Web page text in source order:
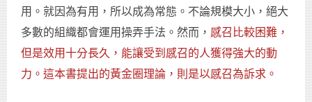
用。就因為有用，所以成為常態。不論規模大小，絕大
多數的組織都會運用操弄手法。然而， 感召比較困難，
但是效用十分長久，能讓受到感召的人獲得強大的動
力。這本書提出的黃金圈理論，則是以感召為訴求。